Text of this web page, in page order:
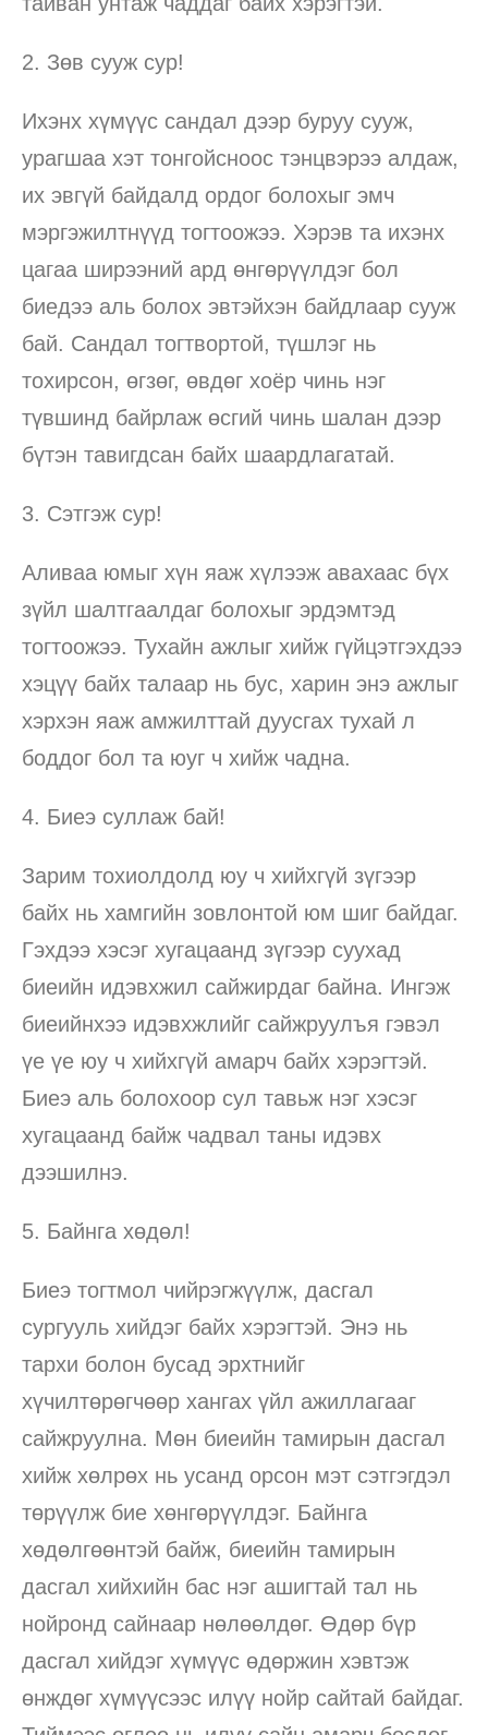
2. Зөв сууж сур!
Ихэнх хүмүүс сандал дээр буруу сууж,
урагшаа хэт тонгойсноос тэнцвэрээ алдаж,
их эвгүй байдалд ордог болохыг эмч
мэргэжилтнүүд тогтоожээ. Хэрэв та ихэнх
цагаа ширээний ард өнгөрүүлдэг бол
биедээ аль болох эвтэйхэн байдлаар сууж
бай. Сандал тогтвортой, түшлэг нь
тохирсон, өгзөг, өвдөг хоёр чинь нэг
түвшинд байрлаж өсгий чинь шалан дээр
бүтэн тавигдсан байх шаардлагатай.
3. Сэтгэж сур!
Аливаа юмыг хүн яаж хүлээж авахаас бүх
зүйл шалтгаалдаг болохыг эрдэмтэд
тогтоожээ. Тухайн ажлыг хийж гүйцэтгэхдээ
хэцүү байх талаар нь бус, харин энэ ажлыг
хэрхэн яаж амжилттай дуусгах тухай л
боддог бол та юуг ч хийж чадна.
4. Биеэ суллаж бай!
Зарим тохиолдолд юу ч хийхгүй зүгээр
байх нь хамгийн зовлонтой юм шиг байдаг.
Гэхдээ хэсэг хугацаанд зүгээр суухад
биеийн идэвхжил сайжирдаг байна. Ингэж
биеийнхээ идэвхжлийг сайжруулъя гэвэл
үе үе юу ч хийхгүй амарч байх хэрэгтэй.
Биеэ аль болохоор сул тавьж нэг хэсэг
хугацаанд байж чадвал таны идэвх
дээшилнэ.
5. Байнга хөдөл!
Биеэ тогтмол чийрэгжүүлж, дасгал
сургууль хийдэг байх хэрэгтэй. Энэ нь
тархи болон бусад эрхтнийг
хүчилтөрөгчөөр хангах үйл ажиллагааг
сайжруулна. Мөн биеийн тамирын дасгал
хийж хөлрөх нь усанд орсон мэт сэтгэгдэл
төрүүлж бие хөнгөрүүлдэг. Байнга
хөдөлгөөнтэй байж, биеийн тамирын
дасгал хийхийн бас нэг ашигтай тал нь
нойронд сайнаар нөлөөлдөг. Өдөр бүр
дасгал хийдэг хүмүүс өдөржин хэвтэж
өнждөг хүмүүсээс илүү нойр сайтай байдаг.